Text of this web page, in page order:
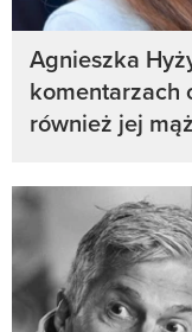
Agnieszka
komentarzach
również jej mąż